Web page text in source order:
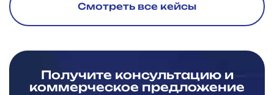
Смотреть все кейсы
Получите консультацию и
коммерческое предложение